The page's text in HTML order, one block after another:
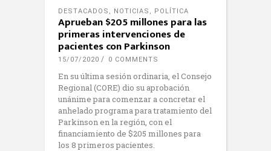
DESTACADOS , NOTICIAS , POLÍTICA
Aprueban $205 millones para las
primeras intervenciones de
pacientes con Parkinson
15/07/2020 0 COMMENTS
En su última sesión ordinaria, el Consejo
Regional (CORE) dio su aprobación
unánime para comenzar a concretar el
anhelado programa para tratamiento del
Parkinson en la región, con el
financiamiento de $205 millones para
los 8 primeros pacientes.